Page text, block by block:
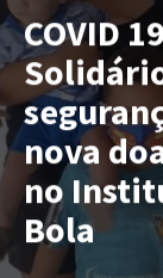
COVID
nova
no
Bola